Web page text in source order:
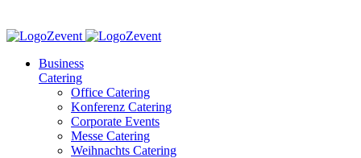
Business
Catering
Office Catering
Konferenz Catering
Corporate Events
Messe Catering
Weihnachts Catering